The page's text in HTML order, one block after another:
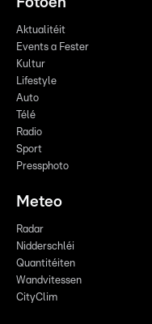
Fotoen
Aktualitéit
Events a Fester
Kultur
Lifestyle
Auto
Télé
Radio
Sport
Pressphoto
Meteo
Radar
Nidderschléi
Quantitéiten
Wandvitessen
CityClim